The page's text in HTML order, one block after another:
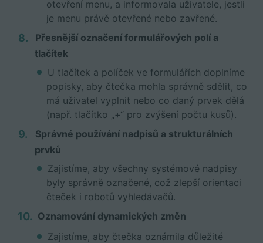
otevření menu, a informovala uživatele, jestli
je menu právě otevřené nebo zavřené.
Přesnější označení formulářových polí a
tlačítek
U tlačítek a políček ve formulářích doplníme
popisky, aby čtečka mohla správně sdělit, co
má uživatel vyplnit nebo co daný prvek dělá
(např. tlačítko „+“ pro zvýšení počtu kusů).
Správné používání nadpisů a strukturálních
prvků
Zajistíme, aby všechny systémové nadpisy
byly správně označené, což zlepší orientaci
čteček i robotů vyhledávačů.
Oznamování dynamických změn
Zajistíme, aby čtečka oznámila důležité